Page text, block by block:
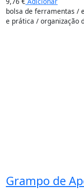
bolsa de ferramentas /
e prática / organização
Grampo de